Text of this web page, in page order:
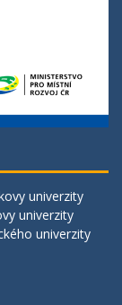
univerzity
univerzity
univerzity